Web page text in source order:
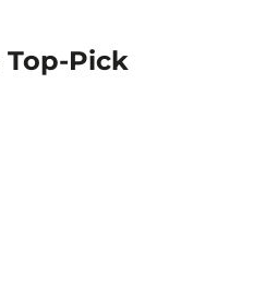
Top-Pick